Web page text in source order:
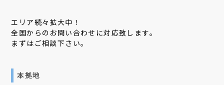
エリア続々拡大中！
全国からのお問い合わせに対応致します。
まずはご相談下さい。
本拠地